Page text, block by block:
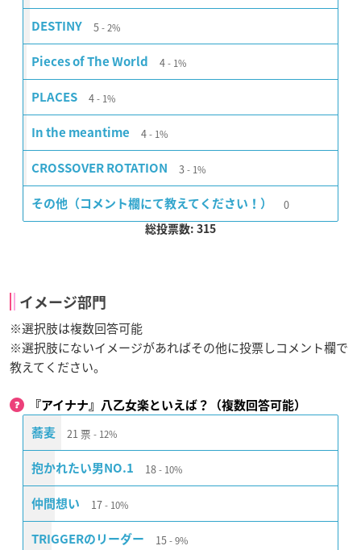
DESTINY 5 2%
Pieces of The World 4 1%
PLACES 4 1%
In the meantime 4 1%
CROSSOVER ROTATION 3 1%
その他（コメント欄にて教えてください！） 0
総投票数: 315
イメージ部門
※選択肢は複数回答可能
※選択肢にないイメージがあればその他に投票しコメント欄で
教えてください。
『アイナナ』八乙女楽といえば？（複数回答可能）
蕎麦 21 票 12%
抱かれたい男NO.1 18 10%
仲間想い 17 10%
TRIGGERのリーダー 15 9%